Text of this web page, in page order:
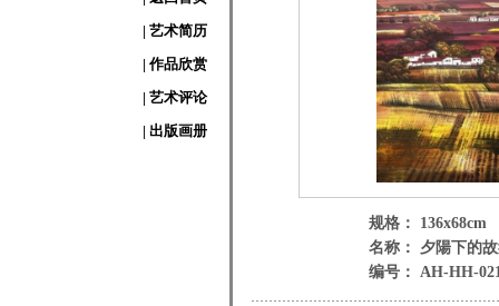
| 艺术简历
| 作品欣赏
| 艺术评论
| 出版画册
规格： 136x68cm
名称： 夕陽下的
编号： AH-HH-